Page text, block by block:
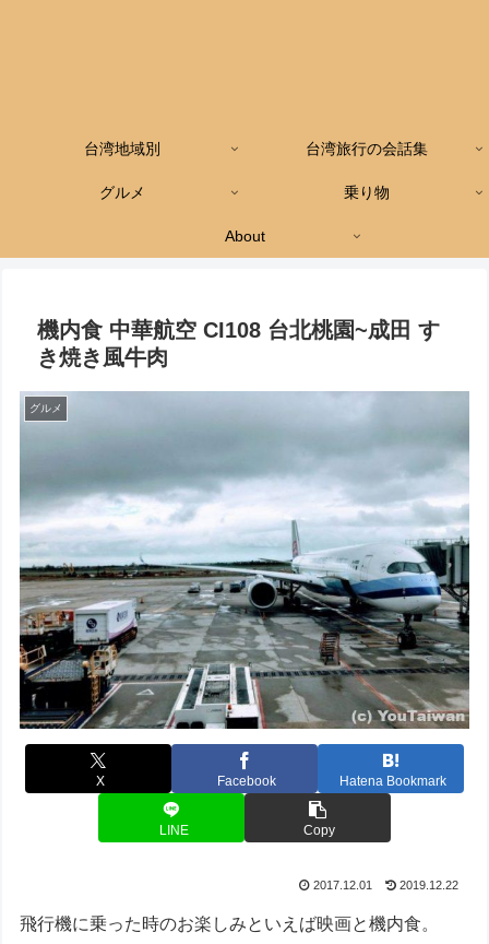
台湾地域別 台湾旅行の会話集
グルメ 乗り物
About
機内食 中華航空 CI108 台北桃園~成田 す
き焼き風牛肉
グルメ
X Facebook Hatena Bookmark
LINE Copy
2017.12.01 2019.12.22
飛行機に乗った時のお楽しみといえば映画と機内食。